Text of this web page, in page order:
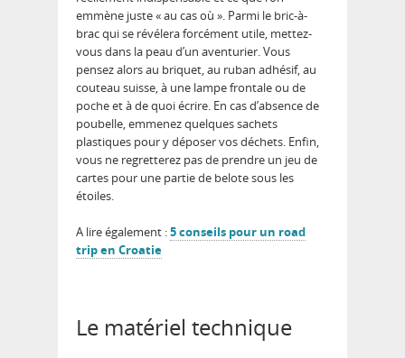
emmène juste « au cas où ». Parmi le bric-à-
brac qui se révélera forcément utile, mettez-
vous dans la peau d’un aventurier. Vous
pensez alors au briquet, au ruban adhésif, au
couteau suisse, à une lampe frontale ou de
poche et à de quoi écrire. En cas d’absence de
poubelle, emmenez quelques sachets
plastiques pour y déposer vos déchets. Enfin,
vous ne regretterez pas de prendre un jeu de
cartes pour une partie de belote sous les
étoiles.
A lire également :5 conseils pour un road
trip en Croatie
Le matériel technique